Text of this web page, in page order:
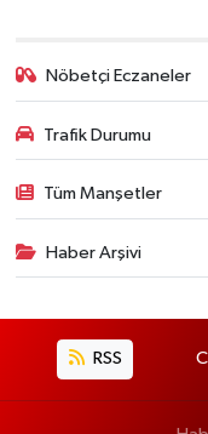
Nöbetçi Eczaneler
Trafik Durumu
Tüm Manşetler
Haber Arşivi
RSS